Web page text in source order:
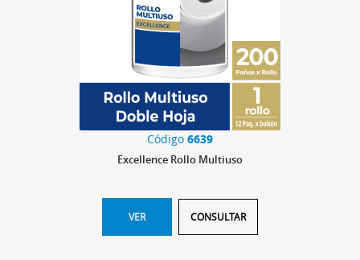
Código 6639
Excellence Rollo Multiuso
VER CONSULTAR